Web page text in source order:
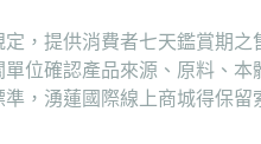
，提供消費者七天鑑賞期
位確認產品來源、原料、
，湧蓮國際線上商城得保留